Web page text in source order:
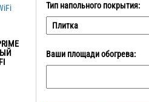
Тип напольного покрытия:
Ваши площади обогрева: